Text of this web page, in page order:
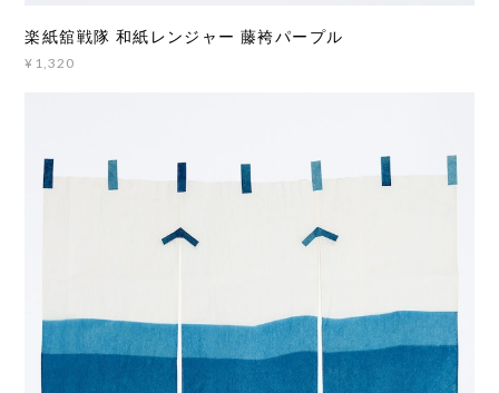
楽紙舘戦隊 和紙レンジャー 藤袴パープル
¥1,320